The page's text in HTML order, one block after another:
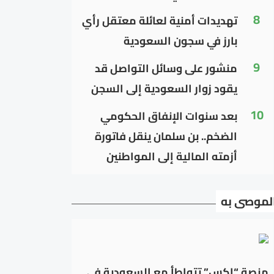
8
تهديدات أمنية لعائلة معتقل رأي
بارز في سجون السعودية
9
منشور على وسائل التواصل قد
يقود زوار السعودية إلى السجن
10
بعد سنوات الإنفاق الحكومي
الضخم.. بن سلمان ينقل فاتورة
أزمته المالية إلى المواطنين
به